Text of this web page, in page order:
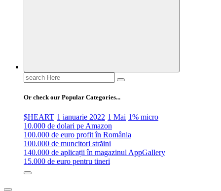
Search
for:
Or check our Popular Categories...
$HEART 1 ianuarie 2022 1 Mai 1% micro
10.000 de dolari pe Amazon
100.000 de euro profit în România
100.000 de muncitori străini
140.000 de aplicații în magazinul AppGallery
15.000 de euro pentru tineri